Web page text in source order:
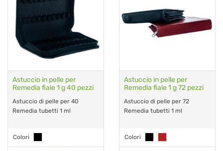
Astuccio in pelle per
Remedia fiale 1 g 40 pezzi
Astuccio di pelle per 40
Remedia tubetti 1 ml
Colori
Astuccio in pelle per
Remedia fiale 1 g 72 pezzi
Astuccio di pelle per 72
Remedia tubetti 1 ml
Colori